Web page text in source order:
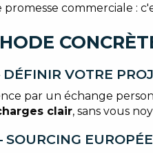
promesse commerciale :
VOTRE
par un échange
clair, sans vous